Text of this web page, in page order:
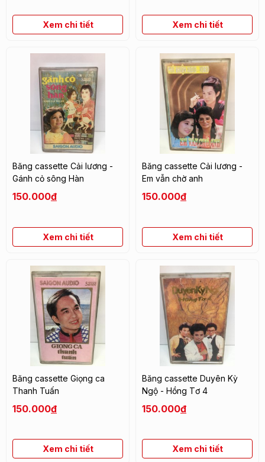
Xem chi tiết Xem chi tiết
Băng cassette Cải lương -
Gánh cỏ sông Hàn
150.000đ
Xem chi tiết
Băng cassette Cải lương -
Em vẫn chờ anh
150.000đ
Xem chi tiết
Băng cassette Giọng ca
Thanh Tuấn
150.000đ
Xem chi tiết
Băng cassette Duyên Kỳ
Ngộ - Hồng Tơ 4
150.000đ
Xem chi tiết